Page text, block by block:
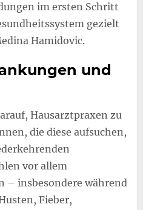
im ersten Schritt
gezielt
Hamidovic.
und
Hausarztpraxen zu
die diese aufsuchen,
vor allem
– insbesondere während
Fieber,